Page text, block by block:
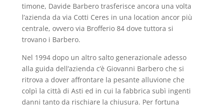
timone, Davide Barbero trasferisce ancora una volta
l’azienda da via Cotti Ceres in una location ancor più
centrale, ovvero via Brofferio 84 dove tuttora si
trovano i Barbero.
Nel 1994 dopo un altro salto generazionale adesso
alla guida dell’azienda c’è Giovanni Barbero che si
ritrova a dover affrontare la pesante alluvione che
colpì la città di Asti ed in cui la fabbrica subì ingenti
danni tanto da rischiare la chiusura. Per fortuna